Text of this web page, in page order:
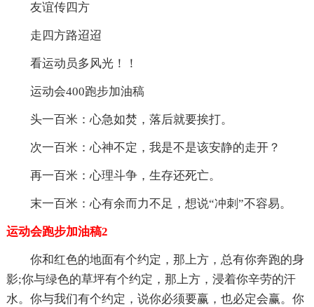
友谊传四方
走四方路迢迢
看运动员多风光！！
运动会400跑步加油稿
头一百米：心急如焚，落后就要挨打。
次一百米：心神不定，我是不是该安静的走开？
再一百米：心理斗争，生存还死亡。
末一百米：心有余而力不足，想说“冲刺”不容易。
运动会跑步加油稿2
你和红色的地面有个约定，那上方，总有你奔跑的身
影;你与绿色的草坪有个约定，那上方，浸着你辛劳的汗
水。你与我们有个约定，说你必须要赢，也必定会赢。你